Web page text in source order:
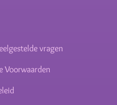
vragen
Voorwaarden